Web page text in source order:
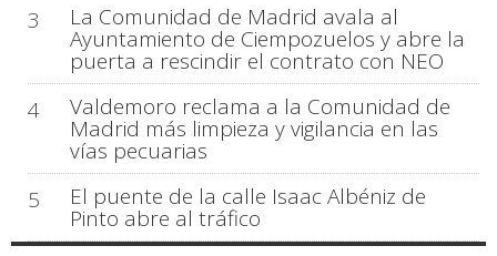
3
La Comunidad de Madrid avala al
Ayuntamiento de Ciempozuelos y abre la
puerta a rescindir el contrato con NEO
4
Valdemoro reclama a la Comunidad de
Madrid más limpieza y vigilancia en las
vías pecuarias
5
El puente de la calle Isaac Albéniz de
Pinto abre al tráfico